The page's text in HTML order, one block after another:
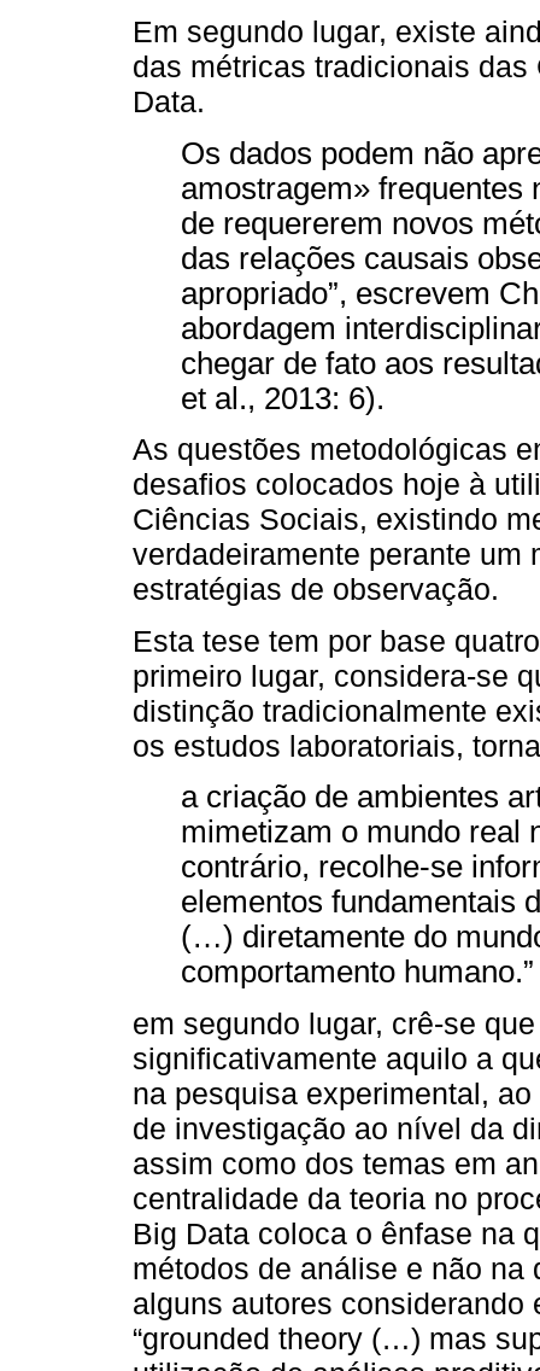
Em segundo lugar, existe
das métricas tradicionais
Data.
Os dados podem não
amostragem» frequentes
de requererem novos
das relações causais
apropriado”, escrevem
abordagem
chegar de fato aos
et al., 2013: 6).
As questões metodológicas
desafios colocados hoje à
Ciências Sociais, existindo
verdadeiramente perante um
estratégias de observação.
Esta tese tem por base
primeiro lugar, considera-se
distinção tradicionalmente
os estudos laboratoriais,
a criação de ambientes
mimetizam o mundo real
contrário, recolhe-se
elementos fundamentais
(…) diretamente do
comportamento
em segundo lugar, crê-se
significativamente aquilo a
na pesquisa experimental,
de investigação ao nível da
assim como dos temas em
centralidade da teoria no
Big Data coloca o ênfase na
métodos de análise e não
alguns autores considerando
“grounded theory (…) mas